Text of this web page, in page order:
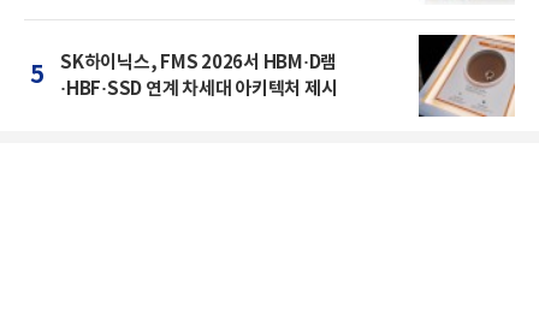
5
SK하이닉스, FMS 2026서 HBM·D램
·HBF·SSD 연계 차세대 아키텍처 제시